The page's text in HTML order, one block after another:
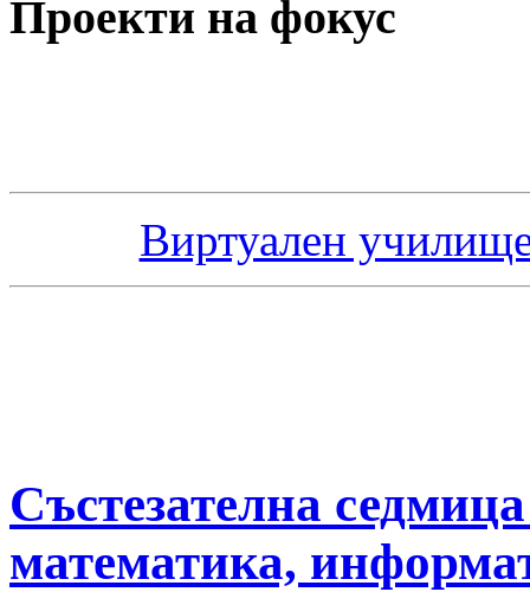
Проекти на фокус
Виртуален
Състезателна
математика,